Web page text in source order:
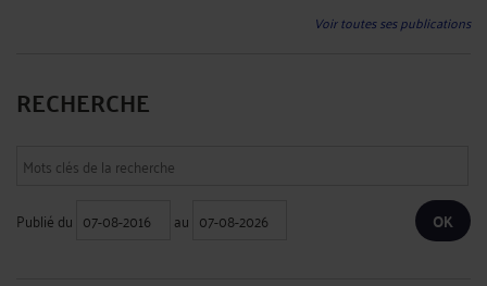
Voir toutes ses publications
RECHERCHE
Publié du au